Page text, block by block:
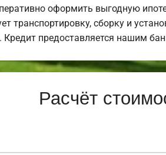
оформить выгодную
транспортировку, сборку и
Кредит предоставляется нашим
Расчёт